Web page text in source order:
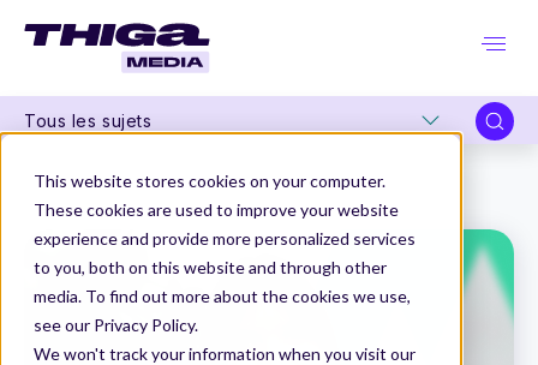
This website stores cookies on your computer.
These cookies are used to improve your website
experience and provide more personalized services
to you, both on this website and through other
media. To find out more about the cookies we use,
see our Privacy Policy.
We won't track your information when you visit our
Tous les sujets
Thiga Media
Product Marketing